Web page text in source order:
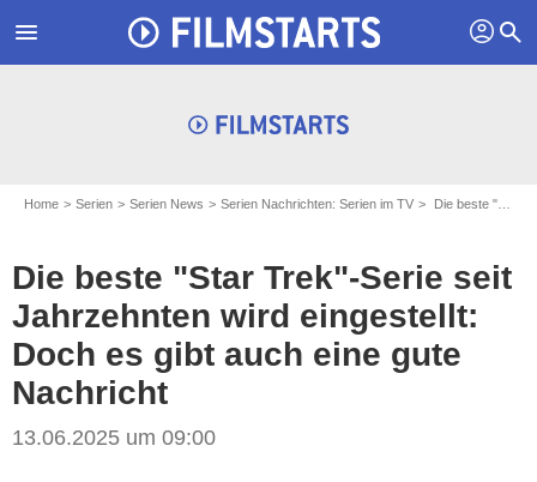
menu profil search
Home Serien Serien News Serien Nachrichten: Serien im TV Die beste "Star Trek"-Serie seit Jahrzehnten wird eingestellt: Doch es gibt auch eine gute Nachricht
Die beste "Star Trek"-Serie seit
Jahrzehnten wird eingestellt:
Doch es gibt auch eine gute
Nachricht
13.06.2025 um 09:00